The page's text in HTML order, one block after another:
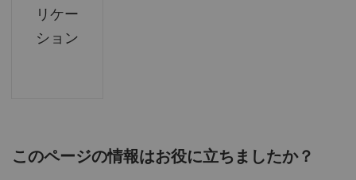
リケー
ション
このページの情報はお役に立ちましたか？